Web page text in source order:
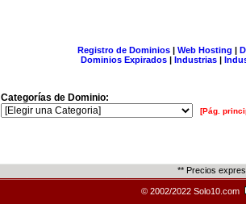
Registro de Dominios| Web Hosting |
Dominios Expirados | Industrias |
Categorías de Dominio:
[Pág.
** Precios
© 2002/2022 Solo10.com